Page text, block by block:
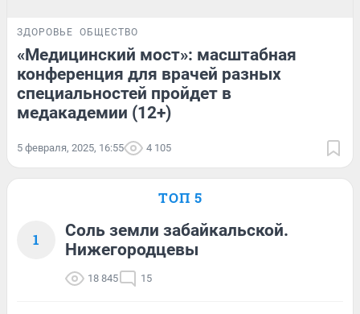
ЗДОРОВЬЕ ОБЩЕСТВО
«Медицинский мост»: масштабная
конференция для врачей разных
специальностей пройдет в
медакадемии (12+)
5 февраля, 2025, 16:55 4 105
ТОП 5
1
Соль земли забайкальской.
Нижегородцевы
18 845 15